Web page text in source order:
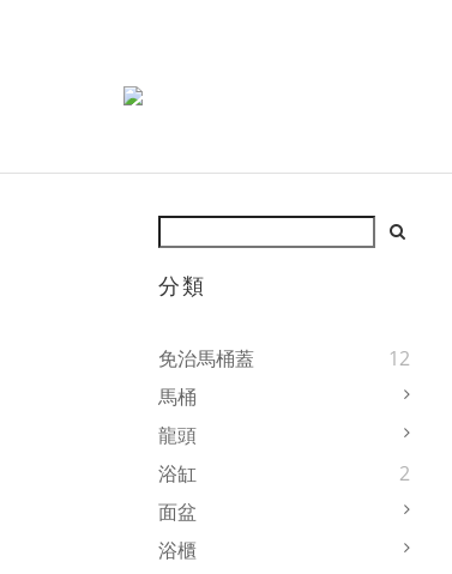
分類
免治馬桶蓋
12
馬桶
龍頭
浴缸
2
面盆
浴櫃